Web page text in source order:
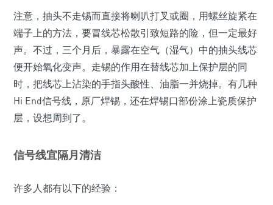
注意，抽头不走锡而直接将喇叭打叉或圈，用螺丝旋紧在
端子上的方法，要冒线芯松散引致短路的险，但一定最好
声。不过，三个月后，暴露在空气（湿气）中的抽头线芯
便开始氧化变声。走锡的作用在替线芯加上保护层的同
时，把线芯上沾染的手指头酸性、油脂一并烧掉。有几种
Hi End信号线，原厂焊锡，还在焊锡口部份涂上瓷质保护
层，设想周到了。
信号线宜隔月清洁
许多人都有以下的经验：